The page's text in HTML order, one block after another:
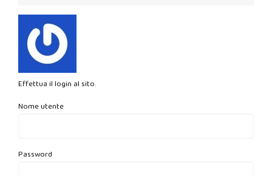
Effettua il login al sito.
Nome utente
Password